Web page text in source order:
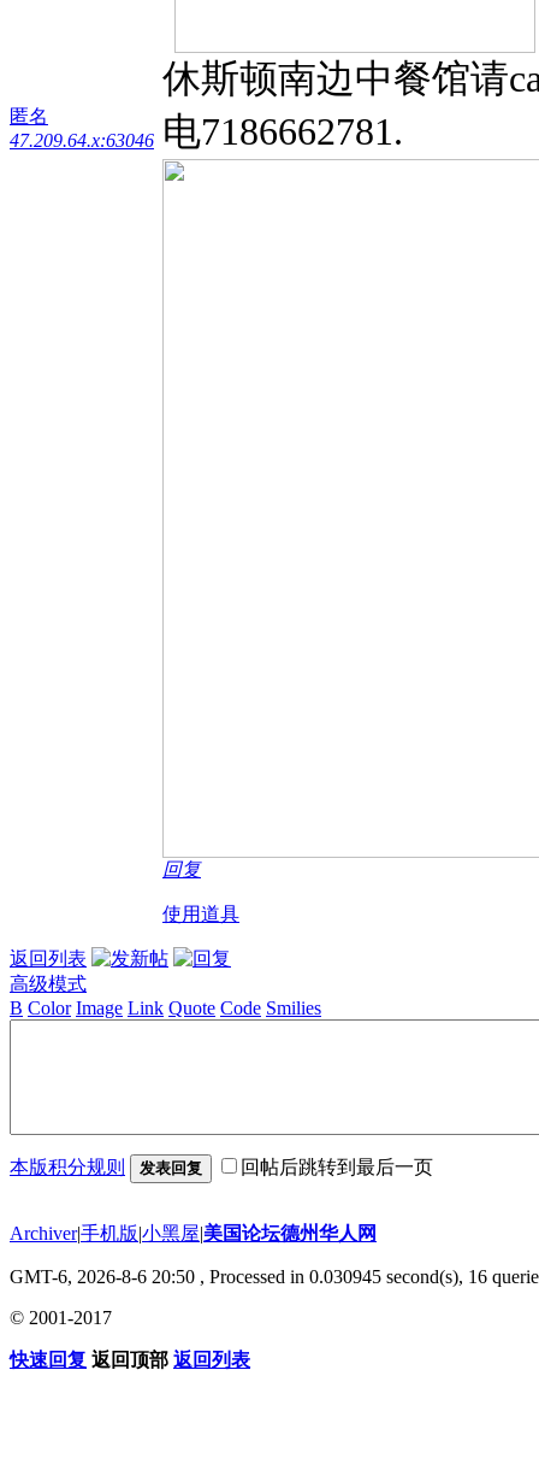
匿名
47.209.64.x:63046
休斯顿南边中餐馆请
电7186662781.
回复
使用道具
返回列表
高级模式
B Color Image Link Quote Code Smilies
本版积分规则 发表回复 回帖后跳转到最后一页
Archiver|手机版|小黑屋|美国论坛德州华人网
GMT-6, 2026-8-6 20:50 , Processed in 0.030945 second(s), 16
© 2001-2017
快速回复 返回顶部 返回列表